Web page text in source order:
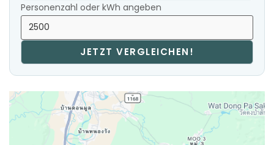
Personenzahl oder kWh angeben
JETZT VERGLEICHEN!